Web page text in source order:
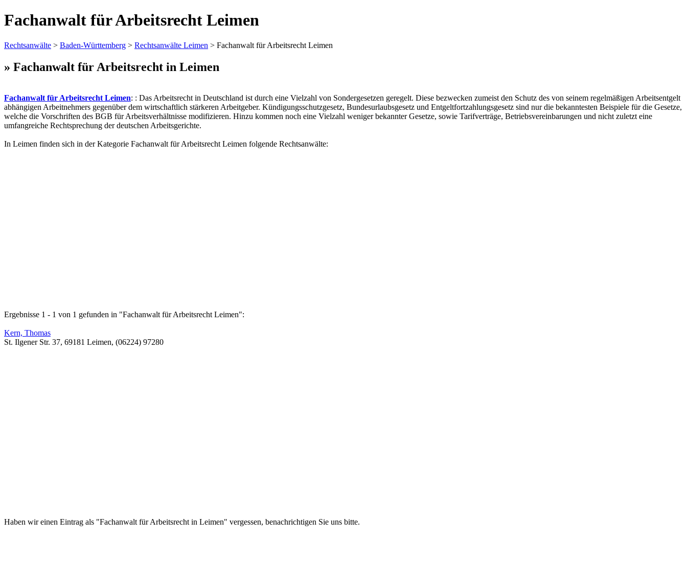
Fachanwalt für Arbeitsrecht Leimen
Rechtsanwälte > Baden-Württemberg > Rechtsanwälte Leimen > Fachanwalt für Arbeitsrecht Leimen
» Fachanwalt für Arbeitsrecht in Leimen
Fachanwalt für Arbeitsrecht Leimen: : Das Arbeitsrecht in Deutschland ist durch eine Vielzahl von Sondergesetzen geregelt. Diese bezwecken zumeist den Schutz des von seinem regelmäßigen Arbeitsentgelt
abhängigen Arbeitnehmers gegenüber dem wirtschaftlich stärkeren Arbeitgeber. Kündigungsschutzgesetz, Bundesurlaubsgesetz und Entgeltfortzahlungsgesetz sind nur die bekanntesten Beispiele für die Gesetze,
welche die Vorschriften des BGB für Arbeitsverhältnisse modifizieren. Hinzu kommen noch eine Vielzahl weniger bekannter Gesetze, sowie Tarifverträge, Betriebsvereinbarungen und nicht zuletzt eine
umfangreiche Rechtsprechung der deutschen Arbeitsgerichte.
In Leimen finden sich in der Kategorie Fachanwalt für Arbeitsrecht Leimen folgende Rechtsanwälte:
Ergebnisse 1 - 1 von 1 gefunden in "Fachanwalt für Arbeitsrecht Leimen":
Kern, Thomas
St. Ilgener Str. 37, 69181 Leimen, (06224) 97280
Haben wir einen Eintrag als "Fachanwalt für Arbeitsrecht in Leimen" vergessen, benachrichtigen Sie uns bitte.